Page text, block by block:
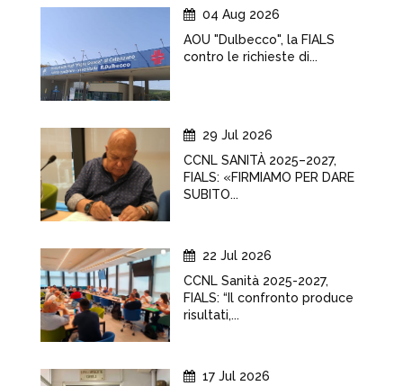
04 Aug 2026
AOU "Dulbecco", la FIALS
contro le richieste di...
29 Jul 2026
CCNL SANITÀ 2025–2027,
FIALS: «FIRMIAMO PER DARE
SUBITO...
22 Jul 2026
CCNL Sanità 2025-2027,
FIALS: “Il confronto produce
risultati,...
17 Jul 2026